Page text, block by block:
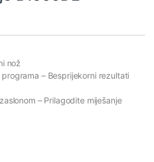
nož
– Besprijekorni rezultati
– Prilagodite miješanje